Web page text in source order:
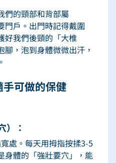
們的頸部和背部屬
門戶。出門時記得戴圍
好我們後頸的「大椎
，泡到身體微微出汗，
可做的保健
）：
身體的「強壯要穴」，能